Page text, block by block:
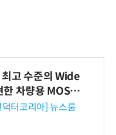
최고 수준의 Wide
차량용 MOSF
터코리아] 뉴스룸